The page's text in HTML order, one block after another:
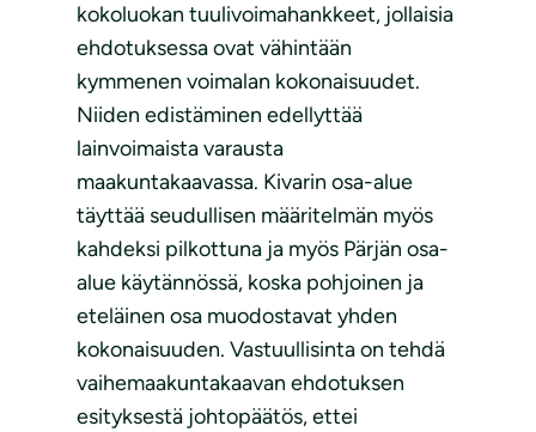
kokoluokan tuulivoimahankkeet, jollaisia
ehdotuksessa ovat vähintään
kymmenen voimalan kokonaisuudet.
Niiden edistäminen edellyttää
lainvoimaista varausta
maakuntakaavassa. Kivarin osa-alue
täyttää seudullisen määritelmän myös
kahdeksi pilkottuna ja myös Pärjän osa-
alue käytännössä, koska pohjoinen ja
eteläinen osa muodostavat yhden
kokonaisuuden. Vastuullisinta on tehdä
vaihemaakuntakaavan ehdotuksen
esityksestä johtopäätös, ettei